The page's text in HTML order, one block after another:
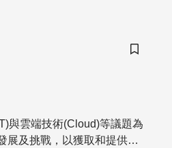
儲存書籤
與雲端技術(Cloud)等議題為
展及挑戰，以獲取和提供更